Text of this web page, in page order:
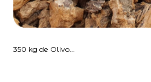
350 kg de Olivo...